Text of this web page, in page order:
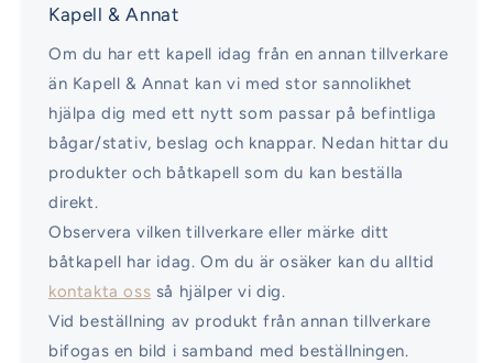
Kapell & Annat
Om du har ett kapell idag från en annan tillverkare
än Kapell & Annat kan vi med stor sannolikhet
hjälpa dig med ett nytt som passar på befintliga
bågar/stativ, beslag och knappar. Nedan hittar du
produkter och båtkapell som du kan beställa
direkt.
Observera vilken tillverkare eller märke ditt
båtkapell har idag. Om du är osäker kan du alltid
kontakta oss så hjälper vi dig.
Vid beställning av produkt från annan tillverkare
bifogas en bild i samband med beställningen.